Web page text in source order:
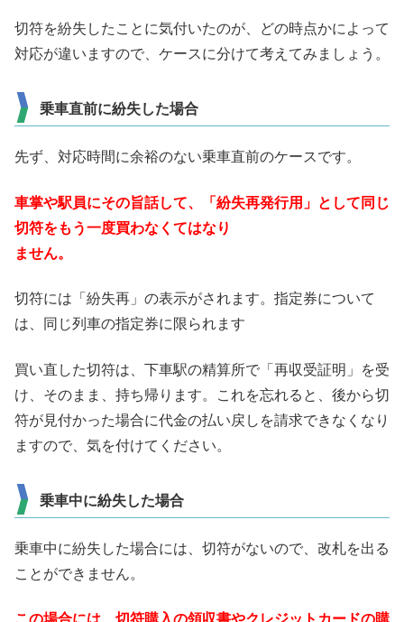
切符を紛失したことに気付いたのが、どの時点かによって
対応が違いますので、ケースに分けて考えてみましょう。
乗車直前に紛失した場合
先ず、対応時間に余裕のない乗車直前のケースです。
車掌や駅員にその旨話して、「紛失再発行用」として同じ
切符をもう一度買わなくてはなり
ません。
切符には「紛失再」の表示がされます。指定券について
は、同じ列車の指定券に限られます
買い直した切符は、下車駅の精算所で「再収受証明」を受
け、そのまま、持ち帰ります。これを忘れると、後から切
符が見付かった場合に代金の払い戻しを請求できなくなり
ますので、気を付けてください。
乗車中に紛失した場合
乗車中に紛失した場合には、切符がないので、改札を出る
ことができません。